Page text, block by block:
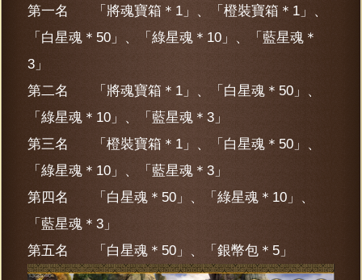
第一名 「將魂寶箱＊1」、「橙裝寶箱＊1」、
「白星魂＊50」、「綠星魂＊10」、「藍星魂＊
3」
第二名 「將魂寶箱＊1」、「白星魂＊50」、
「綠星魂＊10」、「藍星魂＊3」
第三名 「橙裝寶箱＊1」、「白星魂＊50」、
「綠星魂＊10」、「藍星魂＊3」
第四名 「白星魂＊50」、「綠星魂＊10」、
「藍星魂＊3」
第五名 「白星魂＊50」、「銀幣包＊5」